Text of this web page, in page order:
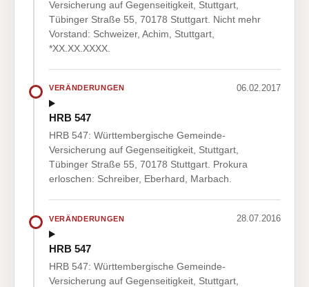
Versicherung auf Gegenseitigkeit, Stuttgart,
Tübinger Straße 55, 70178 Stuttgart. Nicht mehr
Vorstand: Schweizer, Achim, Stuttgart,
*XX.XX.XXXX.
VERÄNDERUNGEN 06.02.2017
HRB 547
HRB 547: Württembergische Gemeinde-
Versicherung auf Gegenseitigkeit, Stuttgart,
Tübinger Straße 55, 70178 Stuttgart. Prokura
erloschen: Schreiber, Eberhard, Marbach.
VERÄNDERUNGEN 28.07.2016
HRB 547
HRB 547: Württembergische Gemeinde-
Versicherung auf Gegenseitigkeit, Stuttgart,